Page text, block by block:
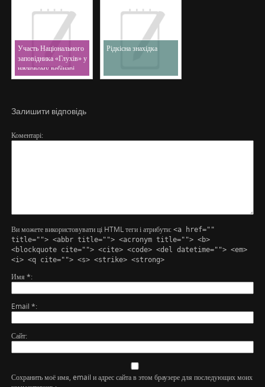
Участь Національного
заповідника «Глухів» у
науковому вебінарі
Рідкісна знахідка
Залишити відповідь
Коментарі
Ви можете використовувати ці HTML теги і атрибути: <a href=""
title=""> <abbr title=""> <acronym title=""> <b>
<blockquote cite=""> <cite> <code> <del datetime=""> <em>
<i> <q cite=""> <s> <strike> <strong>
Имя *
Email *
Сайт
Сохранить моё имя, email и адрес сайта в этом браузере для последующих моих